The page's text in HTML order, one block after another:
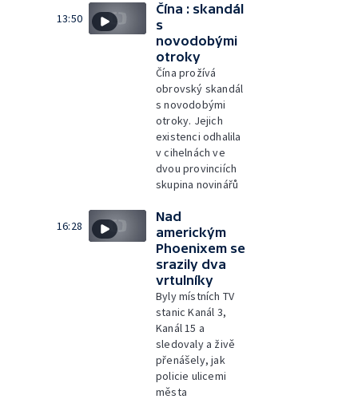
13:50
Čína : skandál
s
novodobými
otroky
Čína prožívá
obrovský skandál
s novodobými
otroky. Jejich
existenci odhalila
v cihelnách ve
dvou provinciích
skupina novinářů
16:28
Nad
americkým
Phoenixem se
srazily dva
vrtulníky
Byly místních TV
stanic Kanál 3,
Kanál 15 a
sledovaly a živě
přenášely, jak
policie ulicemi
města